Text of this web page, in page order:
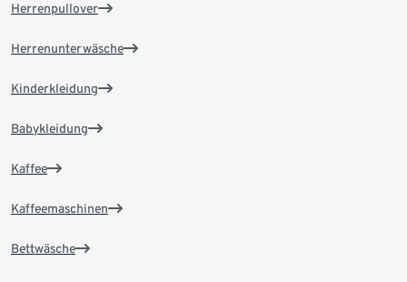
Herrenpullover
Herrenunterwäsche
Kinderkleidung
Babykleidung
Kaffee
Kaffeemaschinen
Bettwäsche